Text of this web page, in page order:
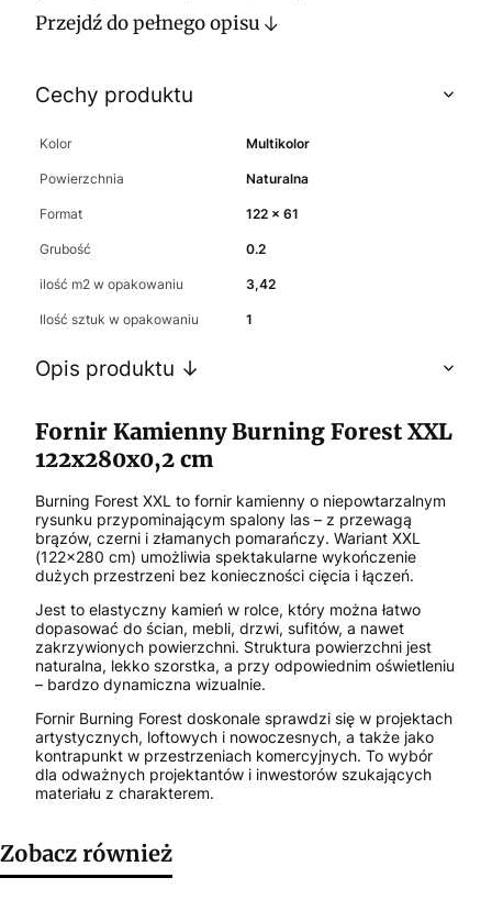
Przejdź do pełnego opisu
Cechy produktu
Kolor Multikolor
Powierzchnia Naturalna
Format 122 x 61
Grubość 0.2
ilość m2 w opakowaniu 3,42
Ilość sztuk w opakowaniu 1
Opis produktu ↓
Fornir Kamienny Burning Forest XXL
122x280x0,2 cm
Burning Forest XXL to fornir kamienny o niepowtarzalnym
rysunku przypominającym spalony las – z przewagą
brązów, czerni i złamanych pomarańczy. Wariant XXL
(122x280 cm) umożliwia spektakularne wykończenie
dużych przestrzeni bez konieczności cięcia i łączeń.
Jest to elastyczny kamień w rolce, który można łatwo
dopasować do ścian, mebli, drzwi, sufitów, a nawet
zakrzywionych powierzchni. Struktura powierzchni jest
naturalna, lekko szorstka, a przy odpowiednim oświetleniu
– bardzo dynamiczna wizualnie.
Fornir Burning Forest doskonale sprawdzi się w projektach
artystycznych, loftowych i nowoczesnych, a także jako
kontrapunkt w przestrzeniach komercyjnych. To wybór
dla odważnych projektantów i inwestorów szukających
materiału z charakterem.
Zobacz również